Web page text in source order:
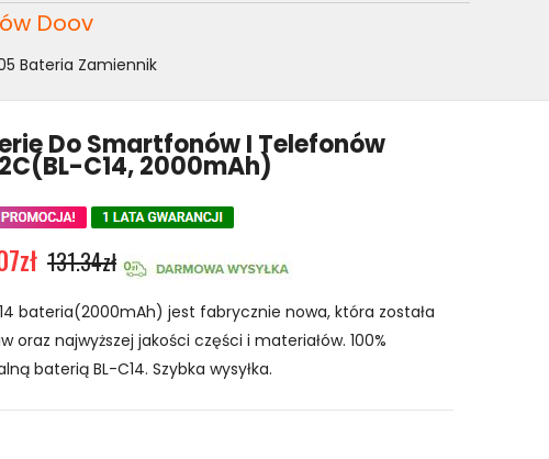
Doov
Bateria Zamiennik
Do Smartfonów I Telefonów
C14, 2000mAh)
131.34zł
bateria(2000mAh) jest fabrycznie nowa, która została
oraz najwyższej jakości części i materiałów. 100%
baterią BL-C14. Szybka wysyłka.